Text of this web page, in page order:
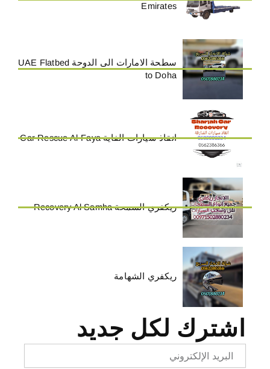
Emirates
سطحة الامارات الى الدوحة UAE Flatbed
to Doha
انقاذ سيارات الفاية Car Rescue Al-Faya
ريكفري السمحة Recovery Al Samha
ريكفري الشهامة
اشترك لكل جديد